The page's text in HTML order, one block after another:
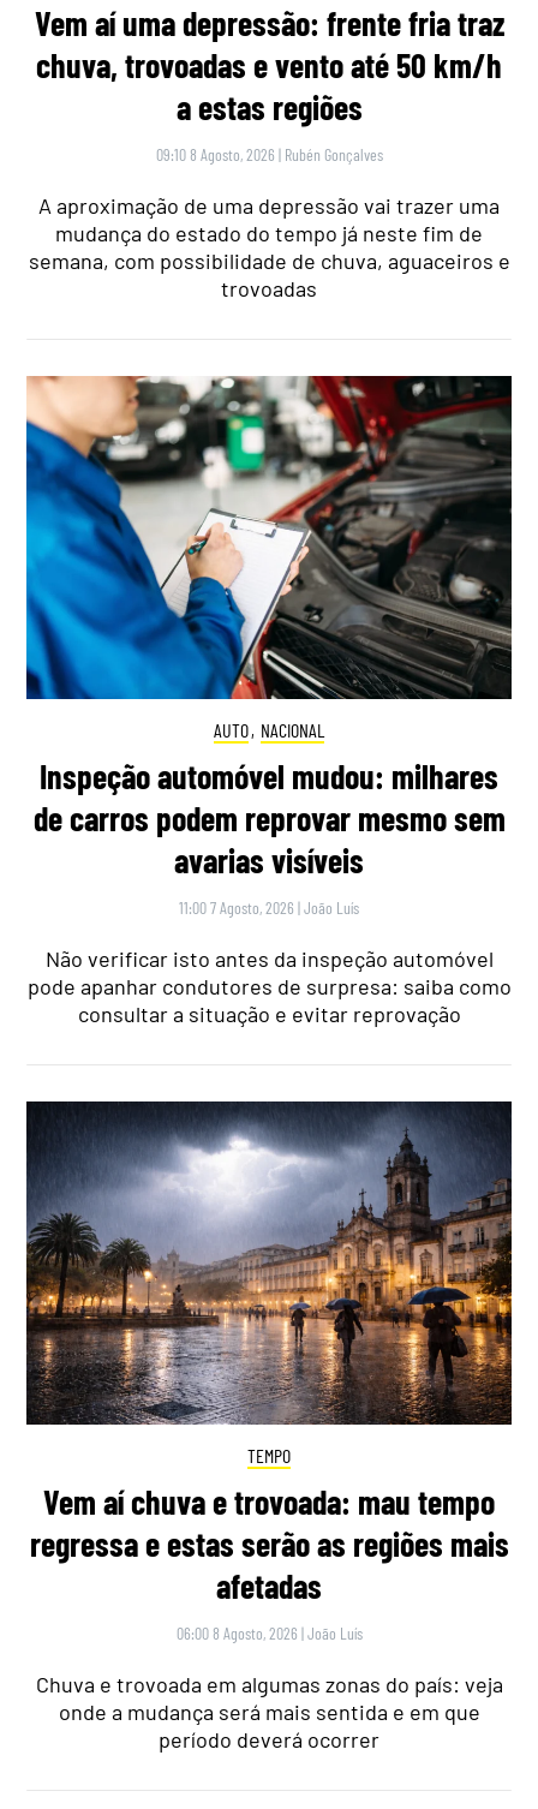
Vem aí uma depressão: frente fria traz
chuva, trovoadas e vento até 50 km/h
a estas regiões
09:10 8 Agosto, 2026 | Rubén Gonçalves
A aproximação de uma depressão vai trazer uma
mudança do estado do tempo já neste fim de
semana, com possibilidade de chuva, aguaceiros e
trovoadas
AUTO, NACIONAL
Inspeção automóvel mudou: milhares
de carros podem reprovar mesmo sem
avarias visíveis
11:00 7 Agosto, 2026 |João Luís
Não verificar isto antes da inspeção automóvel
pode apanhar condutores de surpresa: saiba como
consultar a situação e evitar reprovação
TEMPO
Vem aí chuva e trovoada: mau tempo
regressa e estas serão as regiões mais
afetadas
06:00 8 Agosto, 2026 |João Luís
Chuva e trovoada em algumas zonas do país: veja
onde a mudança será mais sentida e em que
período deverá ocorrer